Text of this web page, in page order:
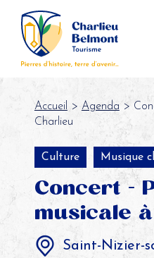
Accueil > Agenda >
Charlieu
Culture Musique
Concert -
musicale
Saint-Nizier-
Panneau de gestion des